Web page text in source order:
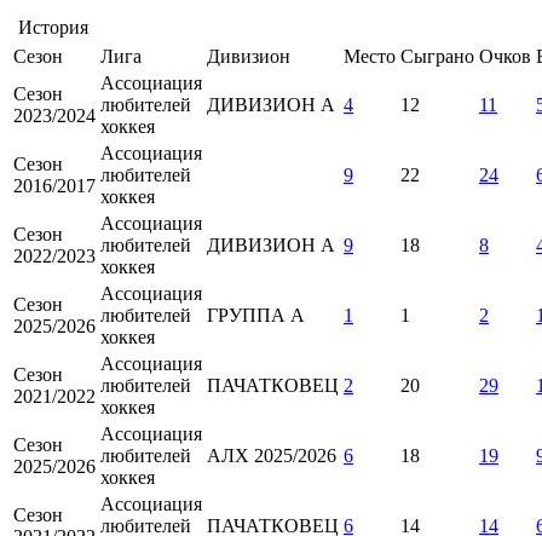
История
Сезон
Лига Дивизион Место Сыграно Очков
Сезон
2023/2024
Ассоциация
любителей
хоккея
ДИВИЗИОН А 4 12 11
Сезон
2016/2017
Ассоциация
любителей
хоккея
9 22 24
Сезон
2022/2023
Ассоциация
любителей
хоккея
ДИВИЗИОН А 9 18 8
Сезон
2025/2026
Ассоциация
любителей
хоккея
ГРУППА А 1 1 2
Сезон
2021/2022
Ассоциация
любителей
хоккея
ПАЧАТКОВЕЦ 2 20 29
Сезон
2025/2026
Ассоциация
любителей
хоккея
АЛХ 2025/2026 6 18 19
Сезон
Ассоциация
любителей
ПАЧАТКОВЕЦ 6 14 14